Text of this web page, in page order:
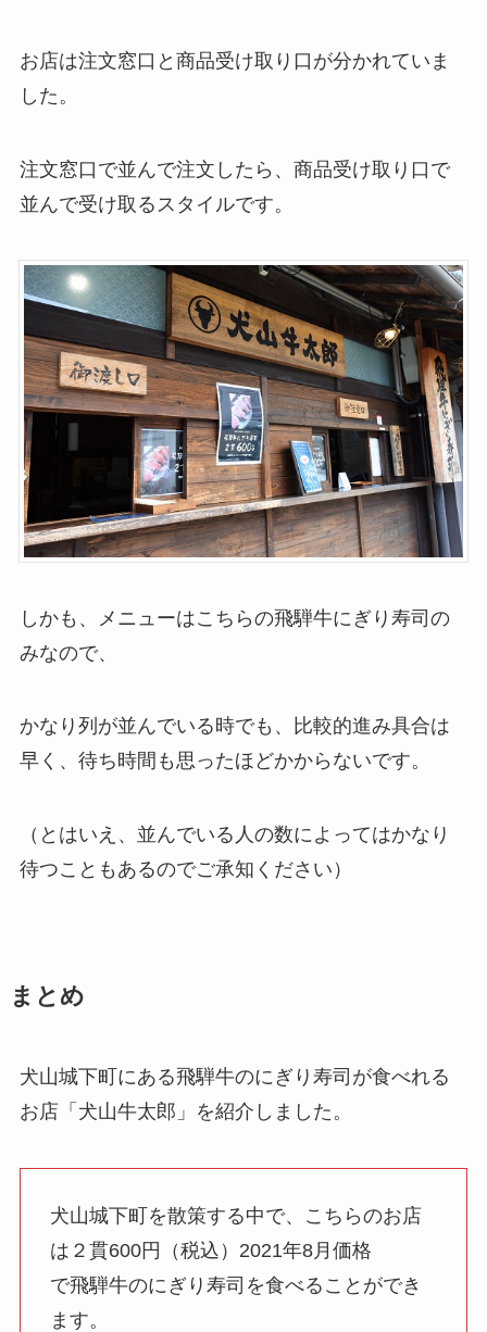
お店は注文窓口と商品受け取り口が分かれていま
した。
注文窓口で並んで注文したら、商品受け取り口で
並んで受け取るスタイルです。
しかも、メニューはこちらの飛騨牛にぎり寿司の
みなので、
かなり列が並んでいる時でも、比較的進み具合は
早く、待ち時間も思ったほどかからないです。
（とはいえ、並んでいる人の数によってはかなり
待つこともあるのでご承知ください）
まとめ
犬山城下町にある飛騨牛のにぎり寿司が食べれる
お店「犬山牛太郎」を紹介しました。
犬山城下町を散策する中で、こちらのお店
は２貫600円（税込）2021年8月価格
で飛騨牛のにぎり寿司を食べることができ
ます。